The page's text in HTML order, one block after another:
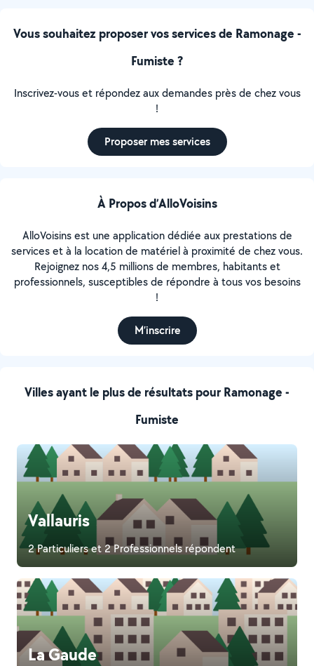
Villes ayant le plus de résultats pour Ramonage -
Fumiste
Vallauris
2 Particuliers et 2 Professionnels répondent
La Gaude
Vous souhaitez proposer vos services de Ramonage -
Fumiste ?
Inscrivez-vous et répondez aux demandes près de chez vous
!
Proposer mes services
À Propos d’AlloVoisins
AlloVoisins est une application dédiée aux prestations de
services et à la location de matériel à proximité de chez vous.
Rejoignez nos 4,5 millions de membres, habitants et
professionnels, susceptibles de répondre à tous vos besoins
!
M’inscrire